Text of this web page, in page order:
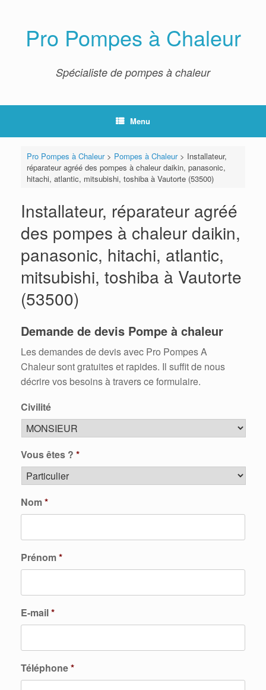
Pro Pompes à Chaleur
Spécialiste de pompes à chaleur
Menu
Pro Pompes à Chaleur> Pompes à Chaleur> Installateur,
réparateur agréé des pompes à chaleur daikin, panasonic,
hitachi, atlantic, mitsubishi, toshiba à Vautorte (53500)
Installateur, réparateur agréé
des pompes à chaleur daikin,
panasonic, hitachi, atlantic,
mitsubishi, toshiba à Vautorte
(53500)
Demande de devis Pompe à chaleur
Les demandes de devis avec Pro Pompes A
Chaleur sont gratuites et rapides. Il suffit de nous
décrire vos besoins à travers ce formulaire.
Civilité
Vous êtes ? *
Nom*
Prénom*
E-mail*
Téléphone*